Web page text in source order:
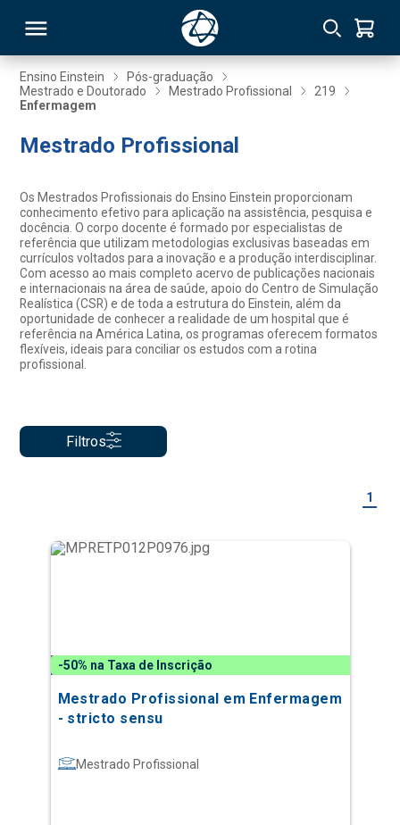
Ensino Einstein
Pós-graduação
Mestrado e Doutorado
Mestrado Profissional
219
Enfermagem
Mestrado Profissional
Os Mestrados Profissionais do Ensino Einstein proporcionam
conhecimento efetivo para aplicação na assistência, pesquisa e
docência. O corpo docente é formado por especialistas de
referência que utilizam metodologias exclusivas baseadas em
currículos voltados para a inovação e a produção interdisciplinar.
Com acesso ao mais completo acervo de publicações nacionais
e internacionais na área de saúde, apoio do Centro de Simulação
Realística (CSR) e de toda a estrutura do Einstein, além da
oportunidade de conhecer a realidade de um hospital que é
referência na América Latina, os programas oferecem formatos
flexíveis, ideais para conciliar os estudos com a rotina
profissional.
Filtros
1
-50% na Taxa de Inscrição
Mestrado Profissional em Enfermagem
- stricto sensu
Mestrado Profissional